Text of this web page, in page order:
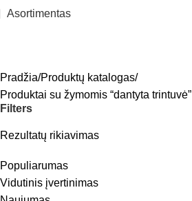
Asortimentas
Pradžia Produktų katalogas
Produktai su žymomis “dantyta trintuvė”
Filters
Rezultatų rikiavimas
Populiarumas
Vidutinis įvertinimas